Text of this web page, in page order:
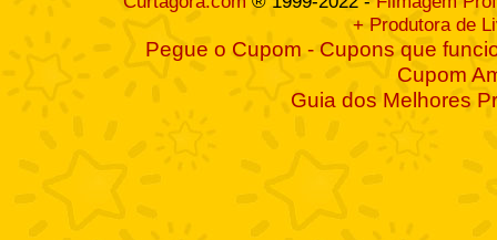
+ Produtora de
Pegue o Cupom - Cupons que
Cupom
Guia dos Melhores